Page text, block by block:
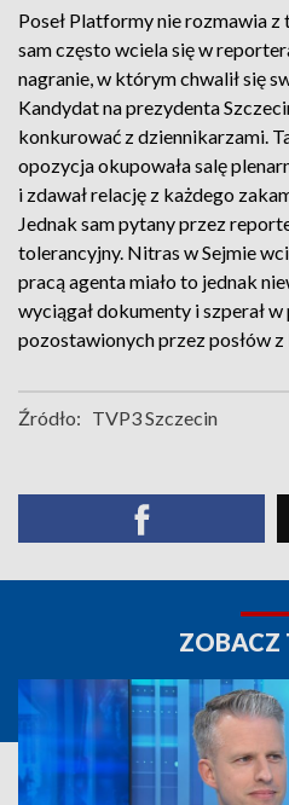
Poseł Platformy nie rozmawia
sam często wciela się w
nagranie, w którym chwalił się
Kandydat na prezydenta
konkurować z dziennikarzami.
opozycja okupowała salę
i zdawał relację z każdego
Jednak sam pytany przez
tolerancyjny. Nitras w Sejmie
pracą agenta miało to jednak
wyciągał dokumenty i szperał
pozostawionych przez posłów z
Źródło: TVP3 Szczecin
ZOBACZ